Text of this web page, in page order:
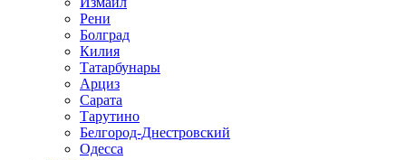
Рени
Болград
Килия
Татарбунары
Арциз
Сарата
Тарутино
Белгород-Днестровский
Одесса